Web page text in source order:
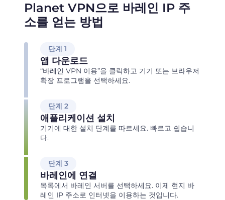
Planet VPN으로 바레인 IP 주
소를 얻는 방법
단계 1
앱 다운로드
“바레인 VPN 이용”을 클릭하고 기기 또는 브라우저
확장 프로그램을 선택하세요.
단계 2
애플리케이션 설치
기기에 대한 설치 단계를 따르세요. 빠르고 쉽습니
다.
단계 3
바레인에 연결
목록에서 바레인 서버를 선택하세요. 이제 현지 바
레인 IP 주소로 인터넷을 이용하는 것입니다.